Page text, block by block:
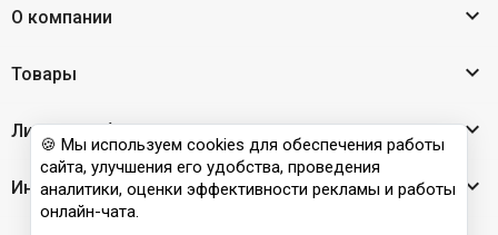
О компании 
Товары 
Личный кабинет 
Информация 
🍪 Мы используем cookies для обеспечения работы
сайта, улучшения его удобства, проведения
аналитики, оценки эффективности рекламы и работы
онлайн-чата.